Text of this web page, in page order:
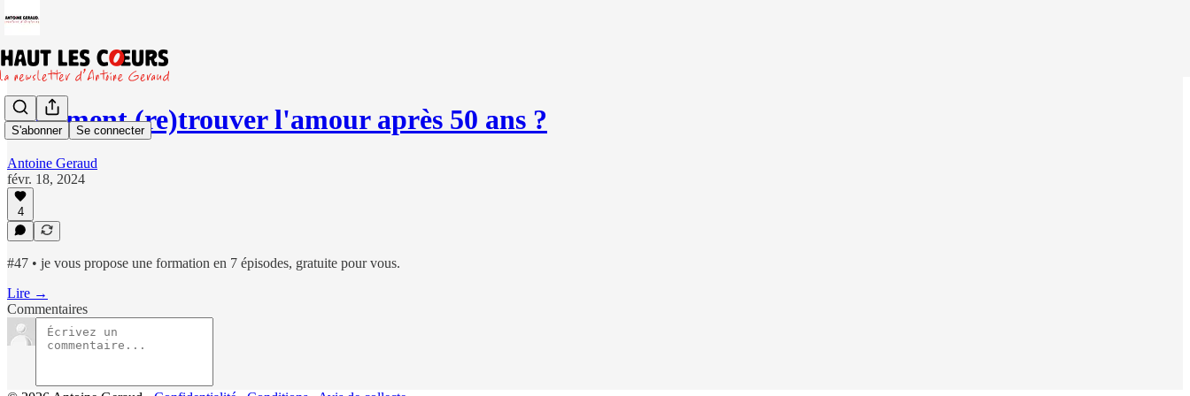
S'abonner Se connecter
Comment (re)trouver l'amour après 50 ans ?
Antoine Geraud
févr. 18, 2024
4
#47 • je vous propose une formation en 7 épisodes, gratuite pour vous.
Lire →
Commentaires